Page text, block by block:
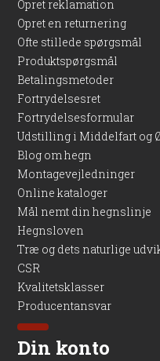
Opret reklamation
Opret en returnering
Ofte stillede spørgsmål
Produktspørgsmål
Betalingsmetoder
Fortrydelsesret
Fortrydelsesformular
Udstilling i Middelfart og
Blog om hegn
Montagevejledninger
Online kataloger
Mål nemt din hegnslinje
Hegnsloven
Træ og dets naturlige
CSR
Kvalitetsklasser
Producentansvar
Din konto